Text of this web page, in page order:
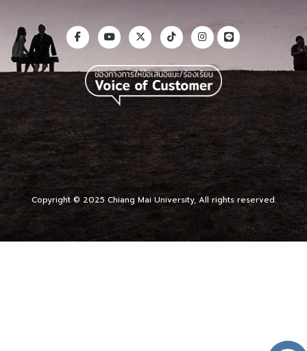
Copyright © 2025 Chiang Mai University, All rights reserved.